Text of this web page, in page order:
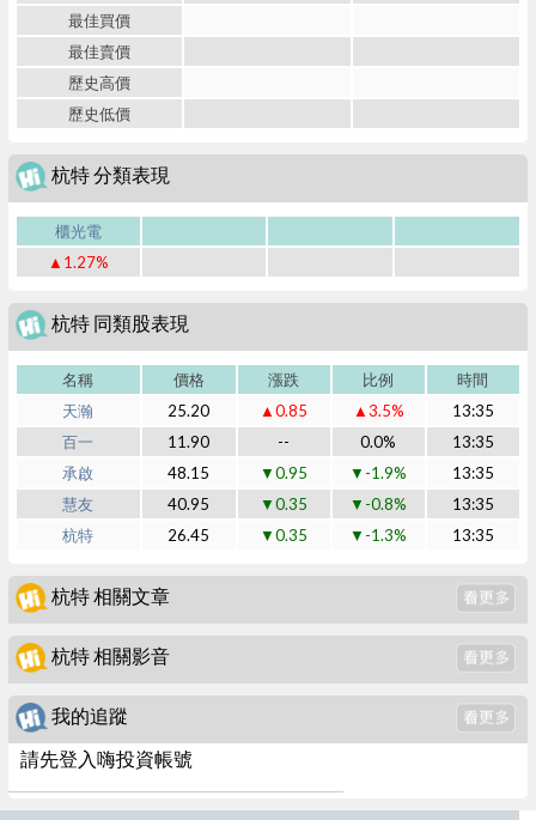
最佳買價
最佳賣價
歷史高價
歷史低價
杭特 分類表現
櫃光電
▲1.27%
杭特 同類股表現
名稱 價格 漲跌 比例
時間
天瀚
25.20 ▲0.85 ▲3.5%
13:35
百一
11.90 -- 0.0%
13:35
承啟
48.15 ▼0.95 ▼-1.9%
13:35
慧友
40.95 ▼0.35 ▼-0.8%
13:35
杭特
26.45 ▼0.35 ▼-1.3% 13:35
杭特 相關文章
杭特 相關影音
我的追蹤
請先登入嗨投資帳號